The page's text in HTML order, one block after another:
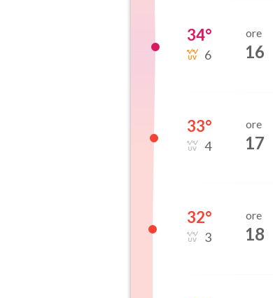
34°
6
ore
16
33°
4
ore
17
32°
3
ore
18